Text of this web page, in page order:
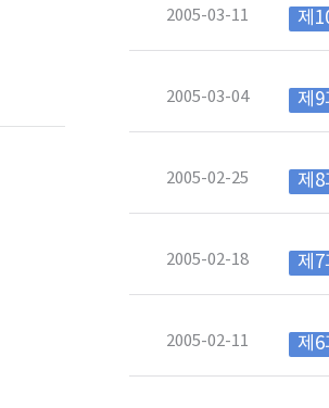
2005-03-11 제
2005-03-04 제9
2005-02-25 제8
2005-02-18 제7
2005-02-11 제6